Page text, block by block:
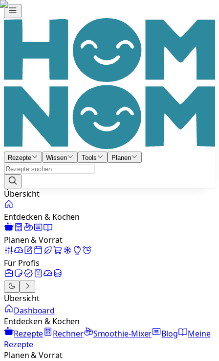
Rezepte Wissen Tools Planen
Übersicht
Entdecken & Kochen
Planen & Vorrat
Für Profis
Übersicht
Dashboard
Entdecken & Kochen
Rezepte
Rechner Smoothie-Mixer Blog
Meine
Rezepte
Planen & Vorrat